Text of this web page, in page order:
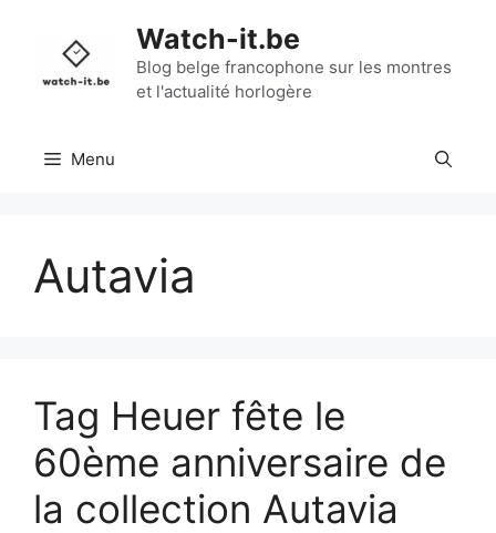
contenu
Watch-it.be
Blog belge francophone sur les montres
et l'actualité horlogère
Menu
Autavia
Tag Heuer fête le
60ème anniversaire de
la collection Autavia